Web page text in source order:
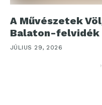
A Művészetek
Balaton-felvidék
JÚLIUS 29, 2026